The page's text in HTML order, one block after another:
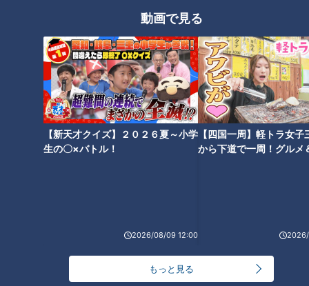
動画で見る
【新天才クイズ】２０２６夏～小学
生の〇×バトル！
2026/08/09 12:00
【四国一周】軽トラ女子
から下道で一周！グルメ
もっと見る
ついに岐阜駅にゴール！愛用の
軽トラもお披露目 グラビアアイ
ドル・三田悠貴の岐阜1周の旅が
テントサウナに大興奮！水風呂
の代わりに板取川へダイブ「気
持ちいい～」グラビアアイド
ル・三田悠貴の岐阜1周の旅